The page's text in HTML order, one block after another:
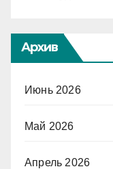
Архив
Июнь 2026
Май 2026
Апрель 2026